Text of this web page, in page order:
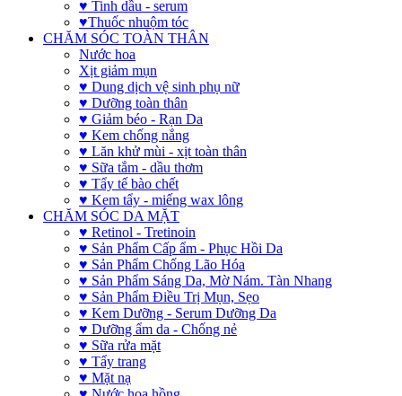
♥ Tinh dầu - serum
♥Thuốc nhuộm tóc
CHĂM SÓC TOÀN THÂN
Nước hoa
Xịt giảm mụn
♥ Dung dịch vệ sinh phụ nữ
♥ Dưỡng toàn thân
♥ Giảm béo - Rạn Da
♥ Kem chống nắng
♥ Lăn khử mùi - xịt toàn thân
♥ Sữa tắm - dầu thơm
♥ Tẩy tế bào chết
♥ Kem tẩy - miếng wax lông
CHĂM SÓC DA MẶT
♥ Retinol - Tretinoin
♥ Sản Phẩm Cấp ẩm - Phục Hồi Da
♥ Sản Phẩm Chống Lão Hóa
♥ Sản Phẩm Sáng Da, Mờ Nám. Tàn Nhang
♥ Sản Phẩm Điều Trị Mụn, Sẹo
♥ Kem Dưỡng - Serum Dưỡng Da
♥ Dưỡng ẩm da - Chống nẻ
♥ Sữa rửa mặt
♥ Tẩy trang
♥ Mặt nạ